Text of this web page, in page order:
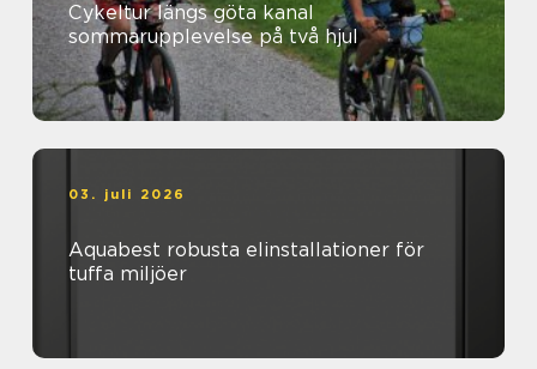
Cykeltur längs göta kanal
sommarupplevelse på två hjul
03. juli 2026
Aquabest robusta elinstallationer för
tuffa miljöer